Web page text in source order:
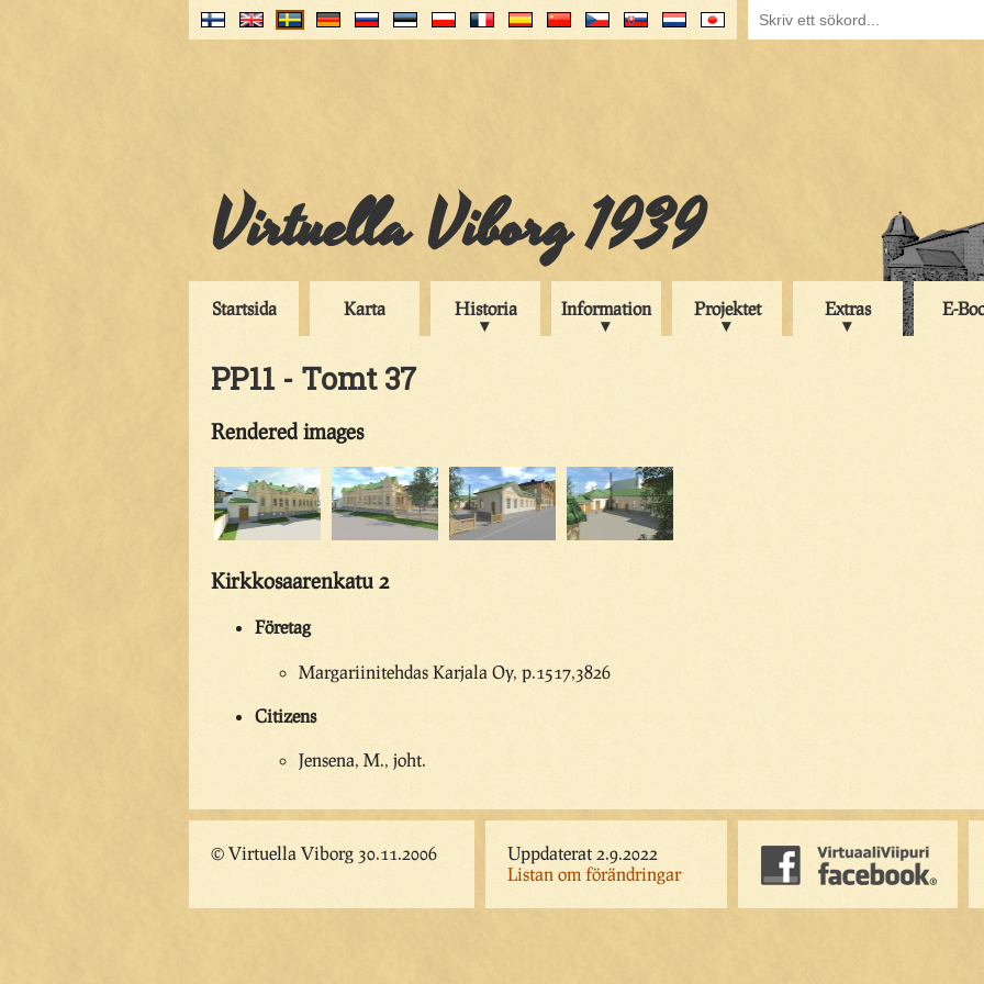
Virtuella Viborg 1939
Startsida Karta Historia Information Projektet Extras E-
PP11 - Tomt 37
Rendered images
Kirkkosaarenkatu 2
Företag
Margariinitehdas Karjala Oy, p.1517,3826
Citizens
Jensena, M., joht.
© Virtuella Viborg 30.11.2006
Uppdaterat 2.9.2022
Listan om förändringar